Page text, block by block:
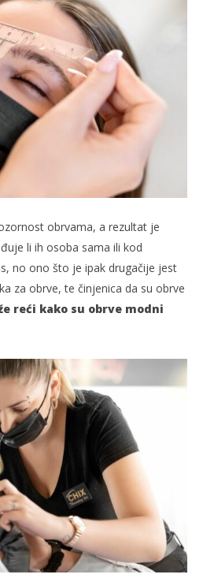
OTVORENO
oblikovati obrve?
obrvama, a rezultat je
li ih osoba sama ili kod
no ono što je ipak drugačije jest
za obrve, te činjenica da su obrve
reći kako su obrve modni